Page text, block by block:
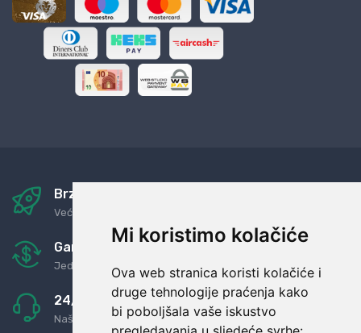
Mi koristimo kolačiće
Ova web stranica koristi kolačiće i
druge tehnologije praćenja kako
bi poboljšala vaše iskustvo
Brza i sigurna dostava
Već za nekoliko dana kod vas
Garancija u povrat novaca
Jednostavno pravilo: Roba za novac
24/7 odlična podrška
Naši agenti uvijek na raspolaganju